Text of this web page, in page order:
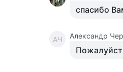
спасибо
АЧ Александр